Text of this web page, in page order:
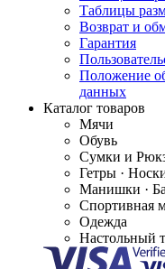
Таблицы
Возврат и
Гарантия
Положение
данных
Каталог товаров
Мячи
Обувь
Сумки и
Гетры ·
Манишки ·
Спортивная
Одежда
Настольный